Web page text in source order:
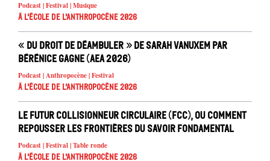
Podcast | Festival | Musique
À l'école de l'Anthropocène 2026
« Du droit de déambuler » de Sarah Vanuxem par
Bérénice Gagne (AEA 2026)
Podcast | Anthropocène | Festival
À l'école de l'Anthropocène 2026
Le Futur Collisionneur Circulaire (FCC), ou comment
repousser les frontières du savoir fondamental
Podcast | Festival | Table ronde
À l'école de l'Anthropocène 2026